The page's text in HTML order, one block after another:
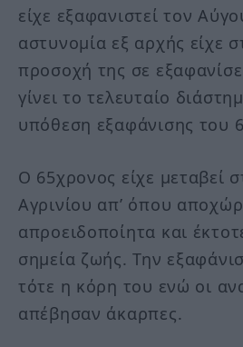
είχε εξαφανιστεί τον
αστυνομία εξ αρχής είχε
προσοχή της σε
γίνει το τελευταίο
υπόθεση εξαφάνισης του
Ο 65χρονος είχε μεταβεί
Αγρινίου απ’ όπου
απροειδοποίητα και
σημεία ζωής. Την
τότε η κόρη του ενώ οι
απέβησαν άκαρπες.